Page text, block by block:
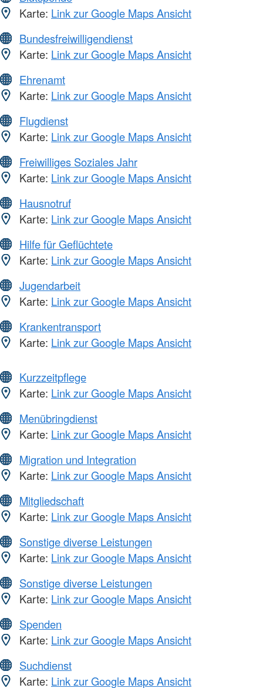
Karte: Link zur Google Maps Ansicht
Bundesfreiwilligendienst
Karte: Link zur Google Maps Ansicht
Ehrenamt
Karte: Link zur Google Maps Ansicht
Flugdienst
Karte: Link zur Google Maps Ansicht
Freiwilliges Soziales Jahr
Karte: Link zur Google Maps Ansicht
Hausnotruf
Karte: Link zur Google Maps Ansicht
Hilfe für Geflüchtete
Karte: Link zur Google Maps Ansicht
Jugendarbeit
Karte: Link zur Google Maps Ansicht
Krankentransport
Karte: Link zur Google Maps Ansicht
Kurzzeitpflege
Karte: Link zur Google Maps Ansicht
Menübringdienst
Karte: Link zur Google Maps Ansicht
Migration und Integration
Karte: Link zur Google Maps Ansicht
Mitgliedschaft
Karte: Link zur Google Maps Ansicht
Sonstige diverse Leistungen
Karte: Link zur Google Maps Ansicht
Sonstige diverse Leistungen
Karte: Link zur Google Maps Ansicht
Spenden
Karte: Link zur Google Maps Ansicht
Suchdienst
Karte: Link zur Google Maps Ansicht